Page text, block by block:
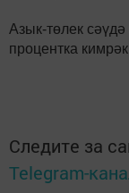
Азык-төлек
процентка
Следите за
Telegram-